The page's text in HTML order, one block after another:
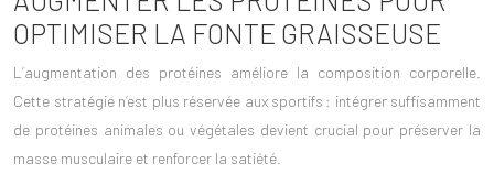
OPTIMISER LA FONTE GRAISSEUSE
L’augmentation des protéines améliore la composition corporelle.
Cette stratégie n’est plus réservée aux sportifs : intégrer suffisamment
de protéines animales ou végétales devient crucial pour préserver la
masse musculaire et renforcer la satiété.